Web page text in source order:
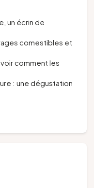
un écrin de
comestibles et
comment les
: une dégustation